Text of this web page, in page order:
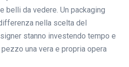
belli da vedere. Un packaging
nella scelta del
stanno investendo tempo e
una vera e propria opera